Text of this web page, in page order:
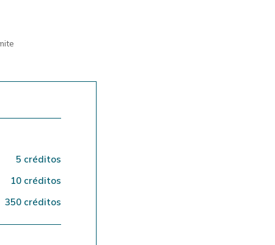
5 créditos
10 créditos
350 créditos